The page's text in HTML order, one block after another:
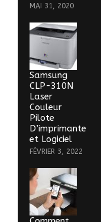
MAI 31, 2020
Samsung
CLP-310N
Laser
Couleur
Pilote
D’imprimante
et Logiciel
FÉVRIER 3, 2022